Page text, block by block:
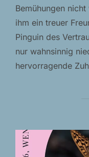
Bemühungen
ihm ein treuer
Pinguin des
nur wahnsinnig
hervorragende